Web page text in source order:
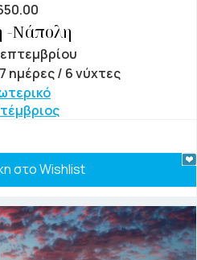
-Νάπολη
7 ημέρες / 6 νύχτες
στο Wishlist